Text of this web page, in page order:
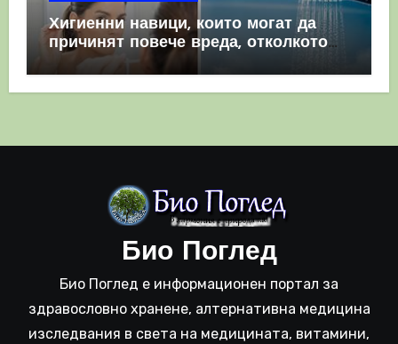
Хигиенни навици, които могат да
причинят повече вреда, отколкото
полза
Био Поглед
Био Поглед е информационен портал за
здравословно хранене, алтернативна медицина
изследвания в света на медицината, витамини,